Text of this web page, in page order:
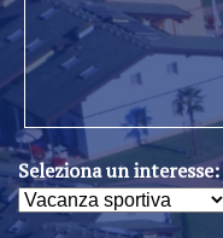
Seleziona un interesse: